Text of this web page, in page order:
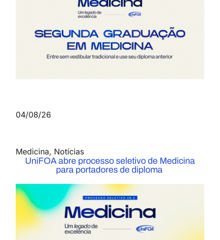
04/08/26
Medicina, Notícias
UniFOA abre processo seletivo de Medicina
para portadores de diploma